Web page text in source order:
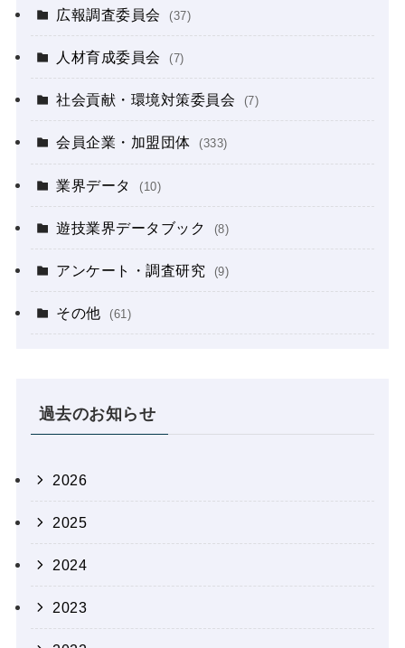
広報調査委員会 (37)
人材育成委員会 (7)
社会貢献・環境対策委員会 (7)
会員企業・加盟団体 (333)
業界データ (10)
遊技業界データブック (8)
アンケート・調査研究 (9)
その他 (61)
過去のお知らせ
2026
2025
2024
2023